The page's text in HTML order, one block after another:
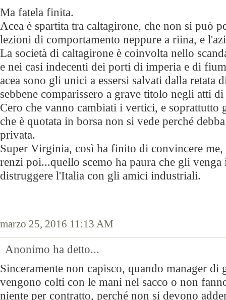
Ma fatela finita.
Acea è spartita tra caltagirone, che non si può
lezioni di comportamento neppure a riina, e
La società di caltagirone è coinvolta nello
e nei casi indecenti dei porti di imperia e di
acea sono gli unici a essersi salvati dalla retata
sebbene comparissero a grave titolo negli atti
Cero che vanno cambiati i vertici, e soprattutto
che è quotata in borsa non si vede perché
privata.
Super Virginia, così ha finito di convincere
renzi poi...quello scemo ha paura che gli
distruggere l'Italia con gli amici industriali.
marzo 25, 2016 11:13 AM
Anonimo ha detto...
Sinceramente non capisco, quando manager di
vengono colti con le mani nel sacco o non
niente per contratto, perché non si devono